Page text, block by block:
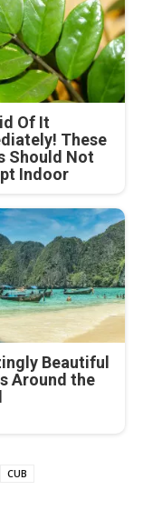
Of It
These
Should Not
Indoor
Beautiful
Around the
CUB